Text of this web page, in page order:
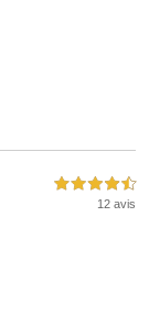
4,5 étoiles sur 5
12 avis